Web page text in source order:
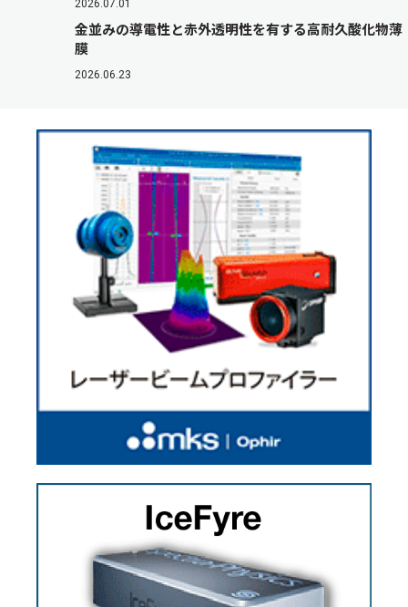
2026.07.01
金並みの導電性と赤外透明性を有する高耐久酸化物薄
膜
2026.06.23